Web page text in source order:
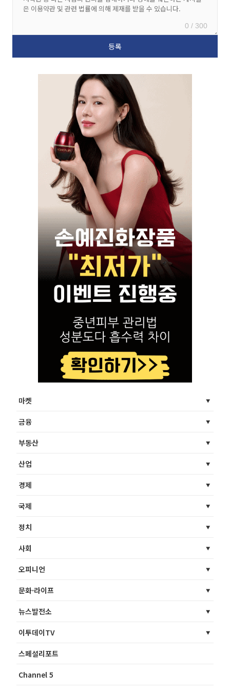
0 / 300
마켓
금융
부동산
산업
경제
국제
정치
사회
오피니언
문화·라이프
뉴스발전소
이투데이TV
스페셜리포트
Channel 5